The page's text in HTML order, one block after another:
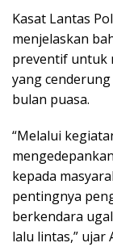
Kasat Lantas
menjelaskan
preventif untuk
yang
bulan puasa.
“Melalui
kepada
pentingnya
berkendara
lalu lintas,” ujar